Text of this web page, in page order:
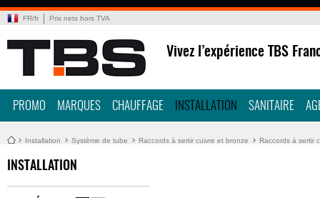
FR/fr Prix nets hors TVA
Vivez l’expérience TBS
PROMO MARQUES CHAUFFAGE INSTALLATION SANITAIRE
Installation Système de tube Raccords à sertir cuivre et bronze Raccords à sertir
INSTALLATION